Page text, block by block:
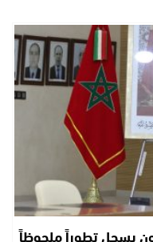
يسجل تطوراً ملحوظاً